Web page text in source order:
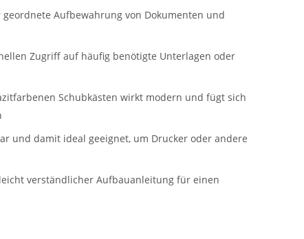
Aufbewahrung von Dokumenten und
Zugriff auf häufig benötigte Unterlagen oder
Schubkästen wirkt modern und fügt sich
und damit ideal geeignet, um Drucker oder andere
verständlicher Aufbauanleitung für einen